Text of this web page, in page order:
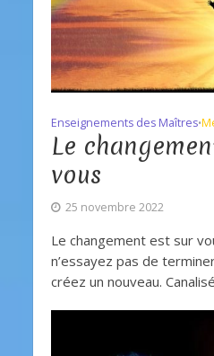
Enseignements des Maîtres•
Le
vous
25 novembre 2022
Le changement est sur
n’essayez pas de
créez un nouveau.